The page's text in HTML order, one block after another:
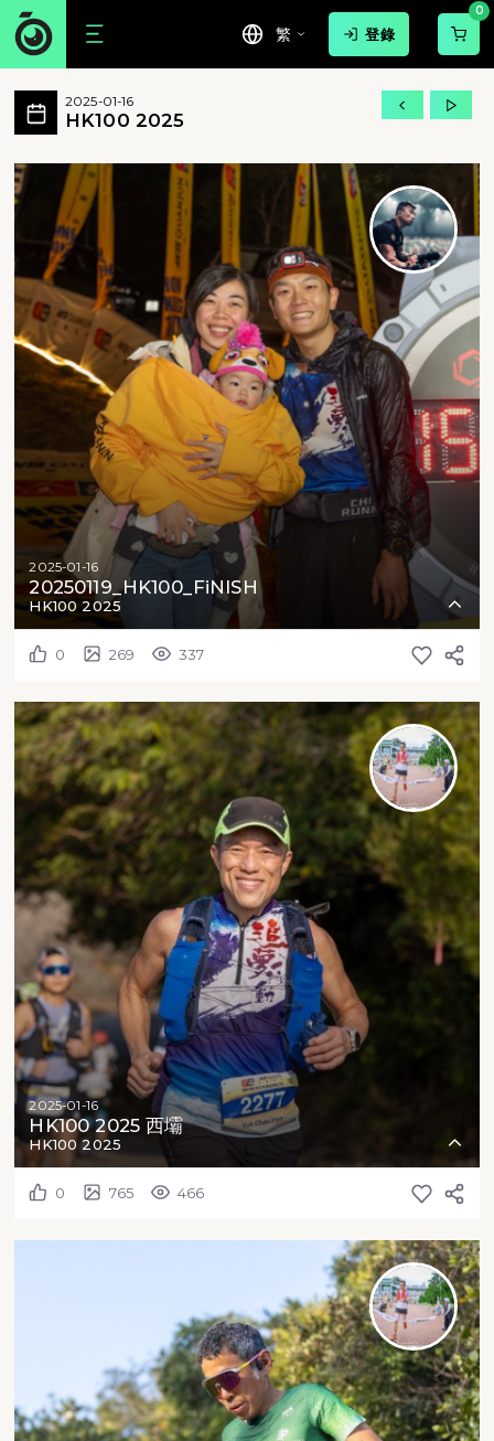
繁 登錄
0
HK100 2025 活動相簿 MovePic
HK100 2025 所有相片
HK100 2025 - HK100 2025
2025-01-16
HK100 2025
2025-01-16
20250119_HK100_FiNISH
HK100 2025
0 269 337
2025-01-16
HK100 2025 西壩
HK100 2025
0 765 466